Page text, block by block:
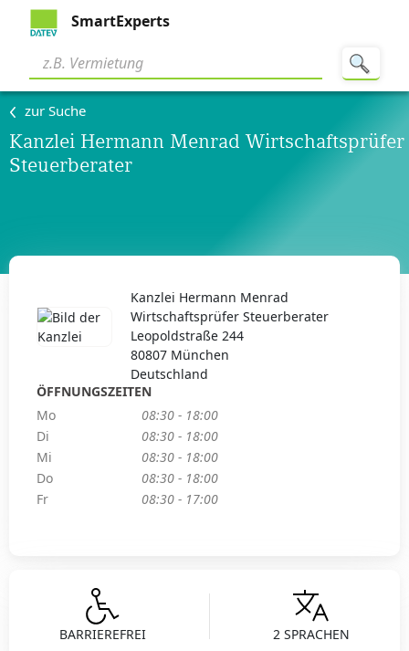
SmartExperts
zur Suche
Kanzlei Hermann Menrad Wirtschaftsprüfer
Steuerberater
BARRIEREFREI 2 SPRACHEN
Kanzlei Hermann Menrad
Wirtschaftsprüfer Steuerberater
Leopoldstraße 244
80807 München
Deutschland
ÖFFNUNGSZEITEN
Mo
08:30 - 18:00
Di
08:30 - 18:00
Mi
08:30 - 18:00
Do
08:30 - 18:00
Fr
08:30 - 17:00